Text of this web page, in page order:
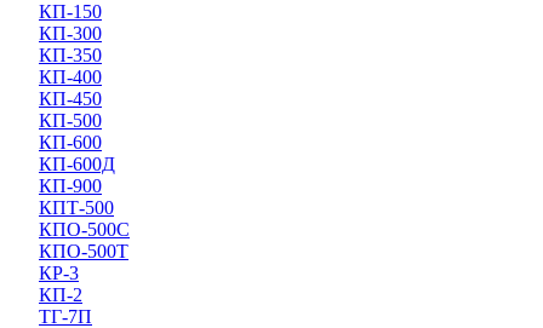
КП-150
КП-300
КП-350
КП-400
КП-450
КП-500
КП-600
КП-600Д
КП-900
КПТ-500
КПО-500С
КПО-500Т
КР-3
КП-2
ТГ-7П